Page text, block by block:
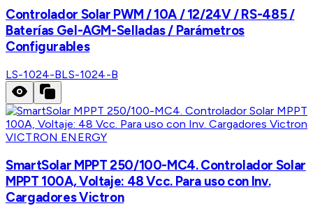
Controlador Solar PWM / 10A / 12/24V / RS-485 /
Baterías Gel-AGM-Selladas / Parámetros
Configurables
LS-1024-BLS-1024-B
VICTRON ENERGY
SmartSolar MPPT 250/100-MC4. Controlador Solar
MPPT 100A, Voltaje: 48 Vcc. Para uso con Inv.
Cargadores Victron